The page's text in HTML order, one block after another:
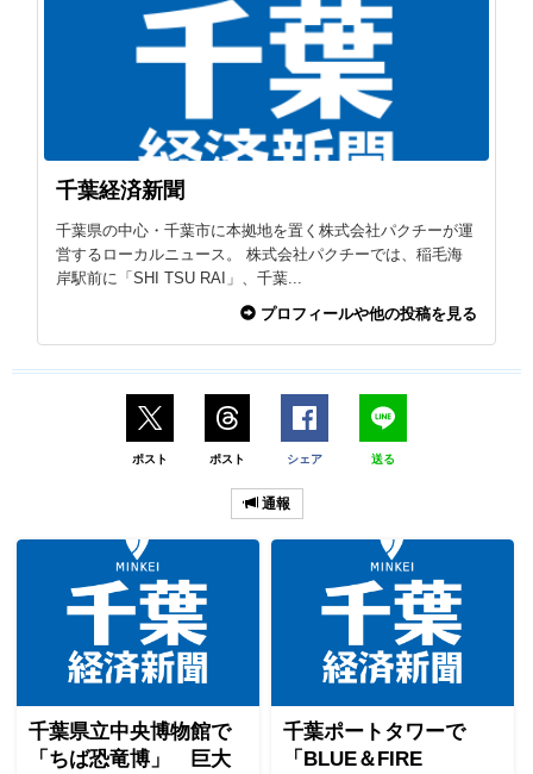
千葉経済新聞
千葉県の中心・千葉市に本拠地を置く株式会社パクチーが運
営するローカルニュース。 株式会社パクチーでは、稲毛海
岸駅前に「SHI TSU RAI」、千葉...
プロフィールや他の投稿を見る
ポスト ポスト シェア 送る
通報
千葉県立中央博物館で
「ちば恐竜博」 巨大
千葉ポートタワーで
「BLUE＆FIRE